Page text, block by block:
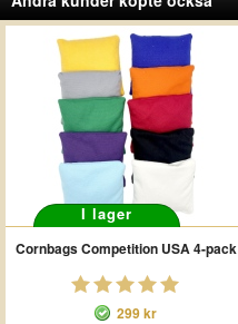
I lager
Cornbags Competition USA 4-pack
299 kr